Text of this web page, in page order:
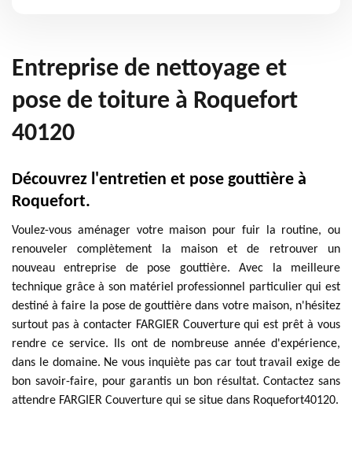
Entreprise de nettoyage et
pose de toiture à Roquefort
40120
Découvrez l'entretien et pose gouttière à
Roquefort.
Voulez-vous aménager votre maison pour fuir la routine, ou
renouveler complètement la maison et de retrouver un
nouveau entreprise de pose gouttière. Avec la meilleure
technique grâce à son matériel professionnel particulier qui est
destiné à faire la pose de gouttière dans votre maison, n'hésitez
surtout pas à contacter FARGIER Couverture qui est prêt à vous
rendre ce service. Ils ont de nombreuse année d'expérience,
dans le domaine. Ne vous inquiète pas car tout travail exige de
bon savoir-faire, pour garantis un bon résultat. Contactez sans
attendre FARGIER Couverture qui se situe dans Roquefort40120.